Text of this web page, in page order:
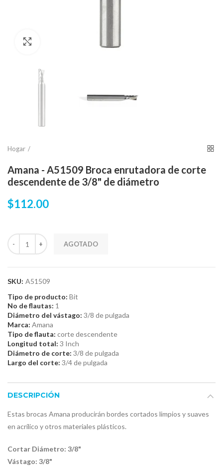
Hogar
Amana - A51509 Broca enrutadora de corte
descendente de 3/8" de diámetro
$112.00
AGOTADO
SKU: A51509
Tipo de producto: Bit
No de flautas: 1
Diámetro del vástago: 3/8 de pulgada
Marca: Amana
Tipo de flauta: corte descendente
Longitud total: 3 Inch
Diámetro de corte: 3/8 de pulgada
Largo del corte: 3/4 de pulgada
DESCRIPCIÓN
Estas brocas Amana producirán bordes cortados limpios y suaves
en acrílico y otros materiales plásticos.
Cortar Diámetro: 3/8"
Vástago: 3/8"